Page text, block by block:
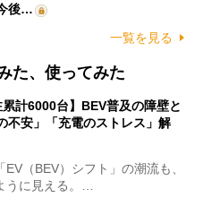
後…
一覧を見る
た、使ってみた
累計6000台】BEV普及の障壁と
不安」「充電のストレス」解
（BEV）シフト」の潮流も、
うに見える。…